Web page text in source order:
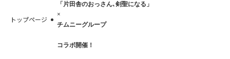
トップページ
「片田舎のおっさん､剣聖になる」
×
チムニーグループ
コラボ開催！